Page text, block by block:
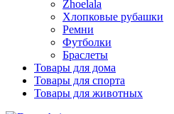
Zhoelala
Хлопковые рубашки
Ремни
Футболки
Браслеты
Товары для дома
Товары для спорта
Товары для животных